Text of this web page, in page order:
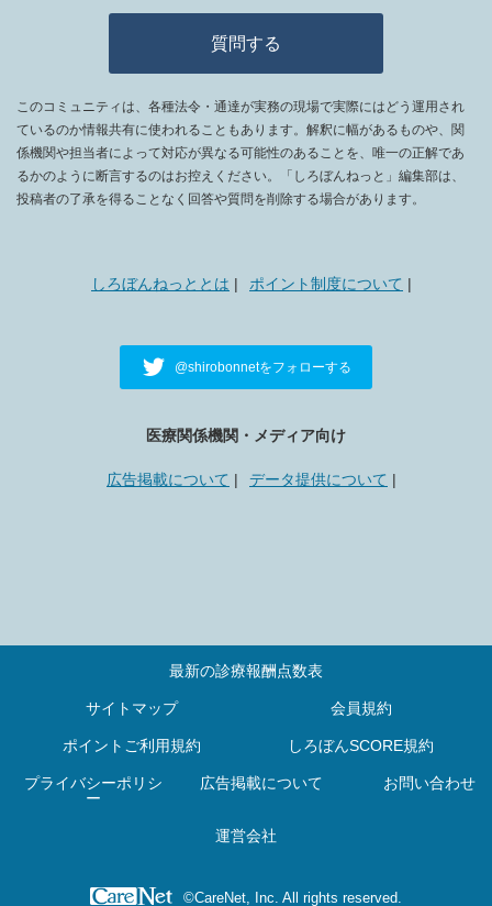
Ａ２３０－２ 精神科地域移行実施加算（１日につき）
Ａ２３０－３ 精神科身体合併症管理加算（１日につき）
Ａ２３０－４ 精神科リエゾンチーム加算
Ａ２３１－３ 依存症入院医療管理加算（１日につき）
Ａ２３２ がん拠点病院加算（入院初日）
Ａ２３３ リハビリテーション・栄養・口腔連携体制加算
Ａ２３４－２ 感染対策向上加算（入院初日）
Ａ２３４－３ 患者サポート体制充実加算（入院初日）
Ａ２３４－４ 重症患者初期支援充実加算（１日につき）
Ａ２３４－５ 報告書管理体制加算（退院時１回）
Ａ２３５ 身体的拘束最小化推進体制加算（１日につき）
質問する
このコミュニティは、各種法令・通達が実務の現場で実際にはどう運用され
ているのか情報共有に使われることもあります。解釈に幅があるものや、関
係機関や担当者によって対応が異なる可能性のあることを、唯一の正解であ
るかのように断言するのはお控えください。「しろぼんねっと」編集部は、
投稿者の了承を得ることなく回答や質問を削除する場合があります。
しろぼんねっととは ポイント制度について
@shirobonnetをフォローする
医療関係機関・メディア向け
広告掲載について データ提供について
最新の診療報酬点数表
サイトマップ 会員規約
ポイントご利用規約 しろぼんSCORE規約
プライバシーポリシ
ー
広告掲載について お問い合わせ
運営会社
©CareNet, Inc. All rights reserved.